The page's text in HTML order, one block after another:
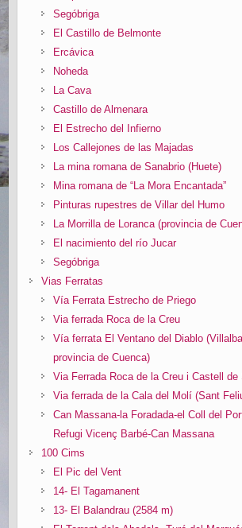
Segóbriga
El Castillo de Belmonte
Ercávica
Noheda
La Cava
Castillo de Almenara
El Estrecho del Infierno
Los Callejones de las Majadas
La mina romana de Sanabrio (Huete)
Mina romana de “La Mora Encantada”
Pinturas rupestres de Villar del Humo
La Morrilla de Loranca (provincia de
El nacimiento del río Jucar
Segóbriga
Vias Ferratas
Vía Ferrata Estrecho de Priego
Via ferrada Roca de la Creu
Vía ferrata El Ventano del Diablo
provincia de Cuenca)
Via Ferrada Roca de la Creu i Castell de
Via ferrada de la Cala del Molí (Sant
Can Massana-la Foradada-el Coll del
Refugi Vicenç Barbé-Can Massana
100 Cims
El Pic del Vent
14- El Tagamanent
13- El Balandrau (2584 m)